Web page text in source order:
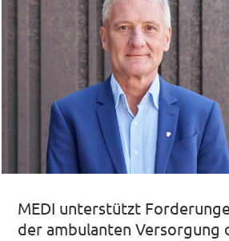
MEDI unterstützt
der ambulanten Versorgung